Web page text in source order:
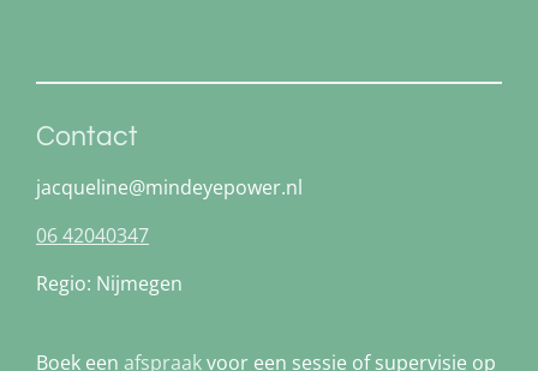
Contact
jacqueline@mindeyepower.nl
06 42040347
Regio: Nijmegen
Boek een afspraakvoor een sessie of supervisie op